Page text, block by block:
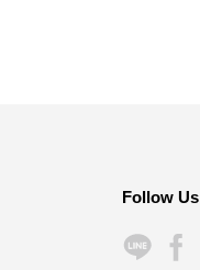
Follow Us